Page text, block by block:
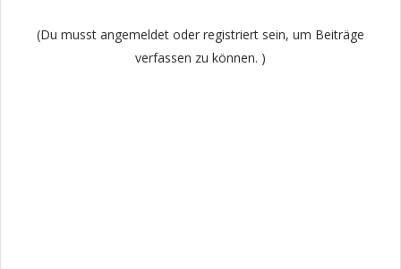
(Du musst angemeldet oder registriert sein, um Beiträge
verfassen zu können. )